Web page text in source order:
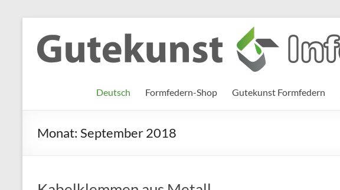
Inhalt
springen
Gutekunst
Formfedern
GmbH
Informationen
und
Wissenswertes
Deutsch Formfedern-Shop Gutekunst Formfedern
Monat: September 2018